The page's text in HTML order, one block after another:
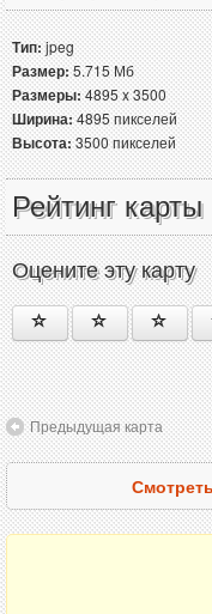
Тип:jpeg
Размер:5.715 Мб
Размеры:4895 x 3500
Ширина:4895 пикселей
Высота:3500 пикселей
Рейтинг карты
Оцените эту карту
Предыдущая карта